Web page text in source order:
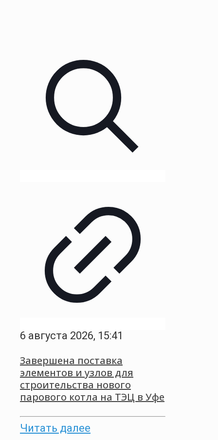
6 августа 2026, 15:41
Завершена поставка
элементов и узлов для
строительства нового
парового котла на ТЭЦ в Уфе
Читать далее